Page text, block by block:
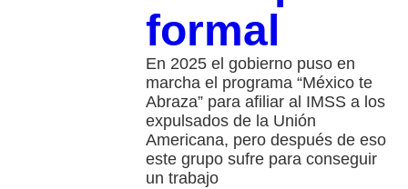
formal
En 2025 el gobierno puso en
marcha el programa “México te
Abraza” para afiliar al IMSS a los
expulsados de la Unión
Americana, pero después de eso
este grupo sufre para conseguir
un trabajo